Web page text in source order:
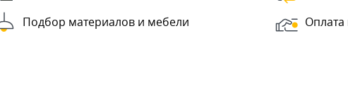
Подбор материалов и мебели